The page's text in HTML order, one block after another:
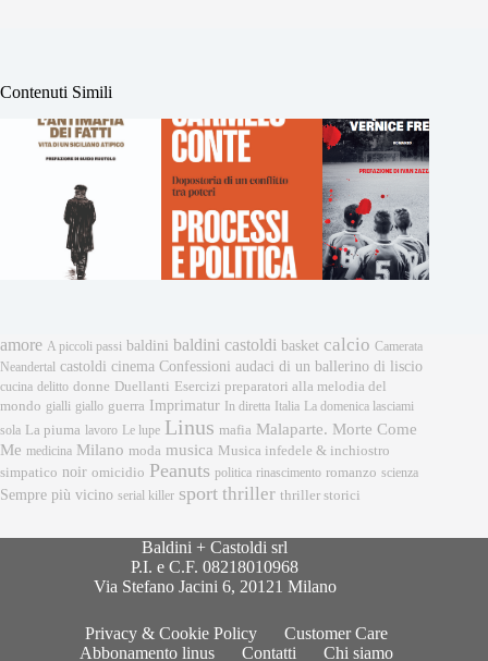
Contenuti Simili
amore A piccoli passi baldini baldini castoldi basket calcio Camerata
Neandertal castoldi cinema Confessioni audaci di un ballerino di liscio
cucina delitto donne Duellanti Esercizi preparatori alla melodia del
mondo gialli giallo guerra Imprimatur In diretta Italia La domenica lasciami
sola La piuma lavoro Le lupe Linus mafia Malaparte. Morte Come
Me medicina Milano moda musica Musica infedele & inchiostro
simpatico noir omicidio Peanuts politica rinascimento romanzo scienza
Sempre più vicino serial killer sport thriller thriller storici
Baldini + Castoldi srl
P.I. e C.F. 08218010968
Via Stefano Jacini 6, 20121 Milano
Privacy & Cookie Policy
Customer Care
Abbonamento linus
Contatti Chi siamo